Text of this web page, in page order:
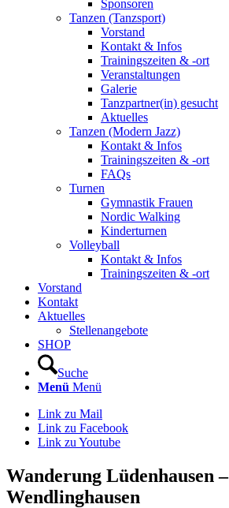
Sponsoren
Tanzen (Tanzsport)
Vorstand
Kontakt & Infos
Trainingszeiten & -ort
Veranstaltungen
Galerie
Tanzpartner(in) gesucht
Aktuelles
Tanzen (Modern Jazz)
Kontakt & Infos
Trainingszeiten & -ort
FAQs
Turnen
Gymnastik Frauen
Nordic Walking
Kinderturnen
Volleyball
Kontakt & Infos
Trainingszeiten & -ort
Vorstand
Kontakt
Aktuelles
Stellenangebote
SHOP
Suche
Menü Menü
Link zu Mail
Link zu Facebook
Link zu Youtube
Wanderung Lüdenhausen
Wendlinghausen